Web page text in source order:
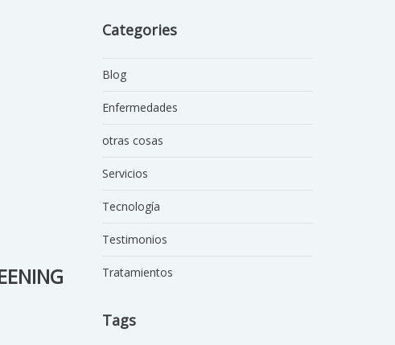
Categories
Blog
Enfermedades
otras cosas
Servicios
Tecnología
Testimonios
Tratamientos
Tags